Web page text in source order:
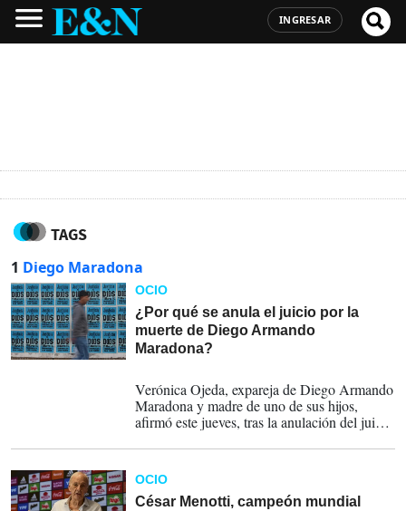
INGRESAR
TAGS
1 Diego Maradona
OCIO
¿Por qué se anula el juicio por la
muerte de Diego Armando
Maradona?
Verónica Ojeda, expareja de Diego Armando
Maradona y madre de uno de sus hijos,
afirmó este jueves, tras la anulación del juicio
jueza Julieta Makintach, recusada este martes
por su vinculación con un documental sobre
el caso, se "burló" del dolor de la familia.
OCIO
César Menotti, campeón mundial